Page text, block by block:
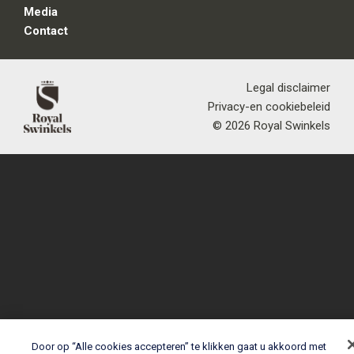
Media
Contact
Legal disclaimer
Privacy-en cookiebeleid
© 2026 Royal Swinkels
Door op “Alle cookies accepteren” te klikken gaat u akkoord met